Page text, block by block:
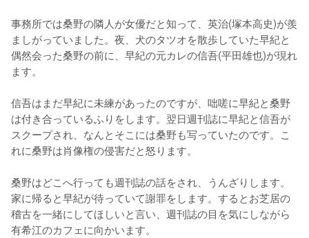
事務所では桑野の隣人が女優だと知って、英治(塚本高史)が羨
ましがっていました。夜、犬のタツオを散歩していた早紀と
偶然会った桑野の前に、早紀の元カレの信吾(平田雄也)が現れ
ます。
信吾はまだ早紀に未練があったのですが、咄嗟に早紀と桑野
は付き合っているふりをします。翌日週刊誌に早紀と信吾が
スクープされ、なんとそこには桑野も写っていたのです。こ
れに桑野は肖像権の侵害だと怒ります。
桑野はどこへ行っても週刊誌の話をされ、うんざりします。
家に帰ると早紀が待っていて謝罪をします。するとお芝居の
稽古を一緒にしてほしいと言い、週刊誌の目を気にしながら
有希江のカフェに向かいます。